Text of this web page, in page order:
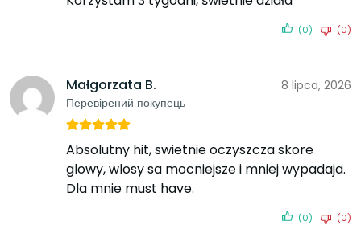
(0) (0)
Małgorzata B.
Перевірений покупець
8 lipca, 2026
Absolutny hit, swietnie oczyszcza skore
glowy, wlosy sa mocniejsze i mniej wypadaja.
Dla mnie must have.
(0) (0)